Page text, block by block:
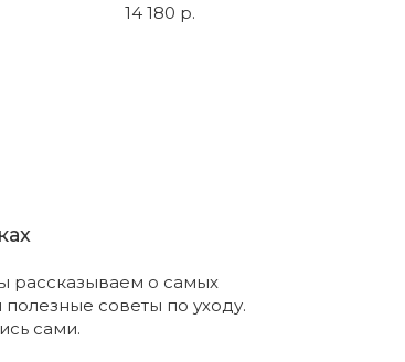
14 180 р.
рассказываем о самых
советы по уходу.
сами.